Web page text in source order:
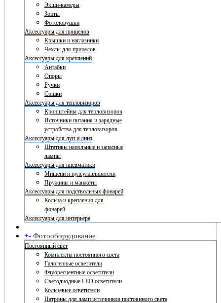
Экшн-камеры
Зонты
Фотоловушки
Аксессуары для прицелов
Крышки и наглазники
Чехлы для прицелов
Аксессуары для креплений
Антабки
Опоры
Ручки
Сошки
Аксессуары для тепловизоров
Кронштейны для тепловизоров
Источники питания и зарядные
устройства для тепловизоров
Аксессуары для луп и линз
Штативы напольные и запасные
лампы
Аксессуары для пневматики
Мишени и пулеулавливатели
Пружины и манжеты
Аксессуары для подствольных фонарей
Кольца и крепления для
фонарей
Аксессуары для интерьера
+- Фотооборудование
Постоянный свет
Комплекты постоянного света
Галогенные осветители
Флуоресцентные осветители
Светодиодные LED осветители
Кольцевые осветители
Патроны для ламп источников постоянного света